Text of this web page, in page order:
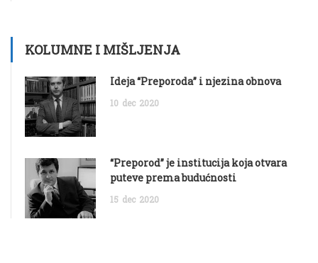
KOLUMNE I MIŠLJENJA
Ideja “Preporoda” i njezina obnova
10 dec 2020
“Preporod” je institucija koja otvara
puteve prema budućnosti
15 dec 2020